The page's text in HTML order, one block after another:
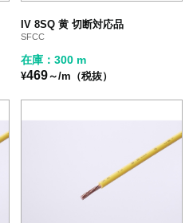
IV 8SQ 黄 切断対応品
SFCC
在庫：300 m
¥469～/m（税抜）